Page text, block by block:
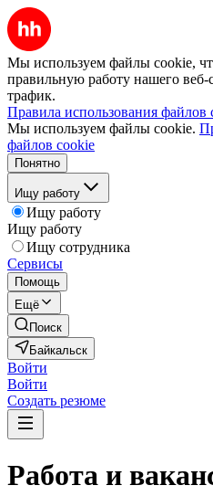
Мы используем файлы cookie,
правильную работу нашего веб-
трафик.
Правила использования файлов
Мы используем файлы cookie.
файлов cookie
Понятно
Ищу работу
Ищу работу
Ищу работу
Ищу сотрудника
Сервисы
Помощь
Ещё
Поиск
Байкальск
Войти
Войти
Создать резюме
Работа и